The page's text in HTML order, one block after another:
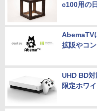
c100用の
AbemaTV
拡販やコ
UHD BD対
限定ホワ